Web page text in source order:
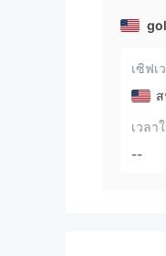
เซิฟเ
เวลา
--